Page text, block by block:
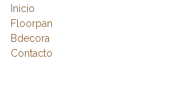
Inicio
Floorpan
Bdecora
Contacto